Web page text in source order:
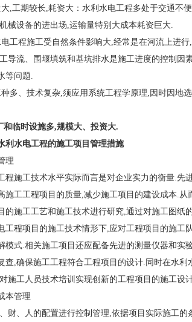
,工期较长,耗资大：水利水电工程多处于交通不
械设备的进出场,运输量特别大成本耗资巨大.
工程施工受自然条件影响大,经常是在河流上进
导流、围堰填筑和基坑排水是施工进度的控制因
等问题.
多、技术复杂,须应用系统工程学原理,因时因地
和临时设施多,规模大、投资大.
利水电工程的施工项目管理措施
理
程施工技术水平实际而言是对企业实力的衡量.先
施工工程项目的质量,减少施工项目的建设成本.
的施工工艺和施工技术进行研究,通过对施工图纸
工程项目的施工技术情形下,应对工程项目的施工
模式.相关施工项目还应配备先进的测量仪器和实
查,确保施工工程符合工程项目的设计.同时在水
施工人员技术培训实现创新的工程项目的施工设
本管理
财、人的配置进行控制管理,依据项目实际施工